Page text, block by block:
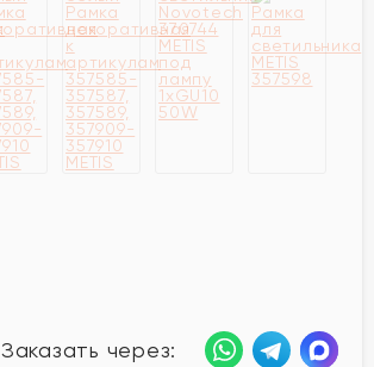
Заказать через: